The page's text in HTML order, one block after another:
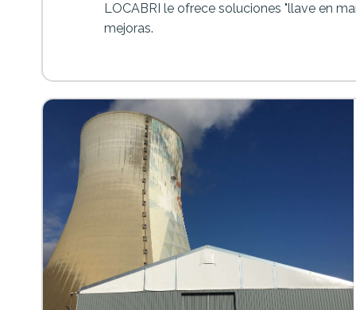
LOCABRI le ofrece soluciones "llave en
mejoras.